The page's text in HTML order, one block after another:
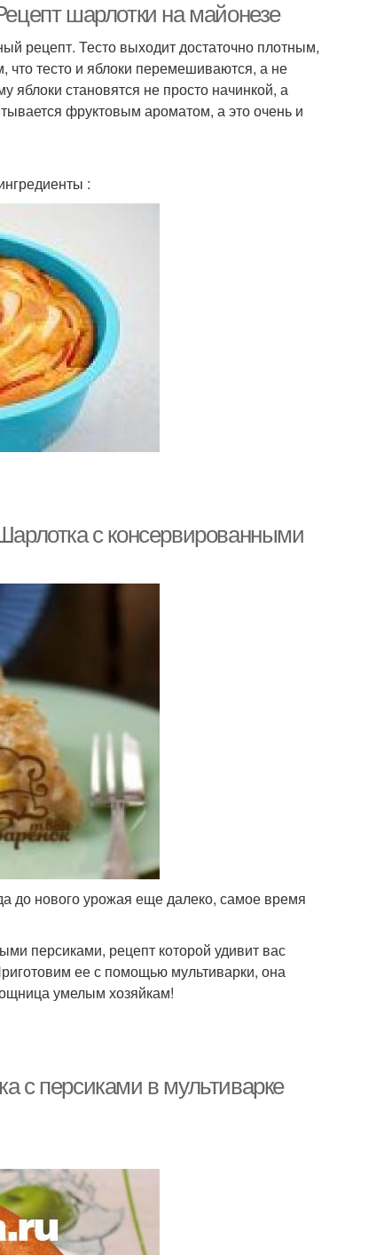
шарлотки на майонезе
рецепт. Тесто выходит достаточно плотным,
что тесто и яблоки перемешиваются, а не
яблоки становятся не просто начинкой, а
фруктовым ароматом, а это очень и
:
с консервированными
до нового урожая еще далеко, самое время
персиками, рецепт которой удивит вас
ее с помощью мультиварки, она
умелым хозяйкам!
с персиками в мультиварке